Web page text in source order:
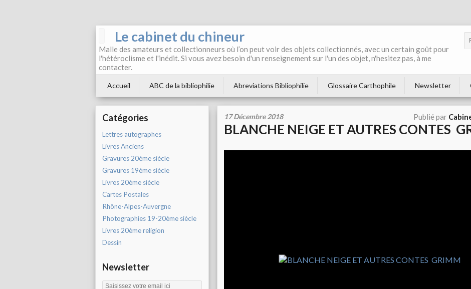
Le cabinet du chineur
Malle des amateurs et collectionneurs où l’on peut voir des objets collectionnés, avec un certain goût pour
l'hétéroclisme et l'inédit. Si vous avez besoin d'un renseignement sur l'un des objet, n'hesitez pas, à me
contacter.
Accueil ABC de la bibliophilie Abreviations Bibliophilie Glossaire Carthophile Newsletter
Catégories
Lettres autographes
Livres Anciens
Gravures 20ème siècle
Gravures 19ème siècle
Livres 20ème siècle
Cartes Postales
Rhône-Alpes-Auvergne
Photographies 19-20ème siècle
Livres 20ème religion
Dessin
Newsletter
17 Décembre 2018 Publié par
BLANCHE NEIGE ET AUTRES CONTES